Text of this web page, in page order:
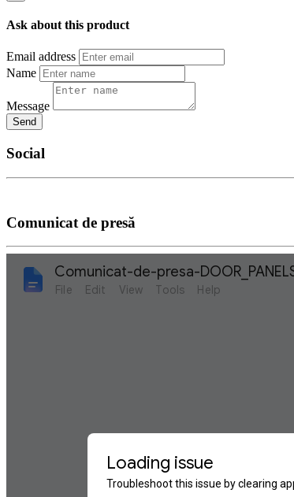
Ask about this product
Email address
Name
Message
Send
Social
Comunicat de presă